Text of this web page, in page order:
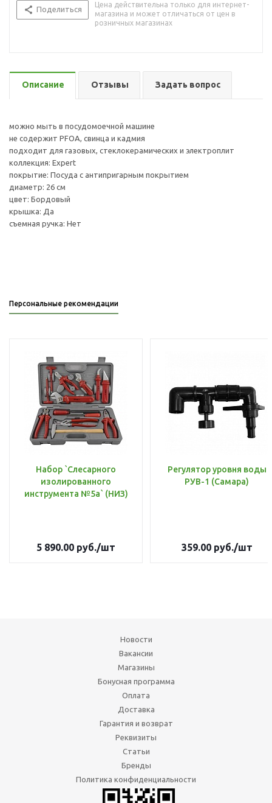
Поделиться
Цена действительна только для интернет-
магазина и может отличаться от цен в
розничных магазинах
Описание Отзывы Задать вопрос
можно мыть в посудомоечной машине
не содержит PFOA, свинца и кадмия
подходит для газовых, стеклокерамических и электроплит
коллекция: Expert
покрытие: Посуда с антипригарным покрытием
диаметр: 26 см
цвет: Бордовый
крышка: Да
съемная ручка: Нет
Персональные рекомендации
Набор `Слесарного
изолированного
инструмента №5а` (НИЗ)
5 890.00 руб./шт
Регулятор уровня воды
РУВ-1 (Самара)
359.00руб./шт
Новости
Вакансии
Магазины
Бонусная программа
Оплата
Доставка
Гарантия и возврат
Реквизиты
Статьи
Бренды
Политика конфиденциальности